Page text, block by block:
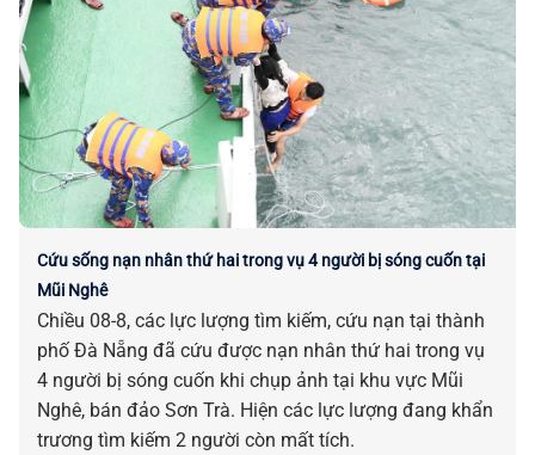
Cứu sống nạn nhân thứ hai trong vụ 4 người bị sóng cuốn tại
Mũi Nghê
Chiều 08-8, các lực lượng tìm kiếm, cứu nạn tại thành
phố Đà Nẵng đã cứu được nạn nhân thứ hai trong vụ
4 người bị sóng cuốn khi chụp ảnh tại khu vực Mũi
Nghê, bán đảo Sơn Trà. Hiện các lực lượng đang khẩn
trương tìm kiếm 2 người còn mất tích.